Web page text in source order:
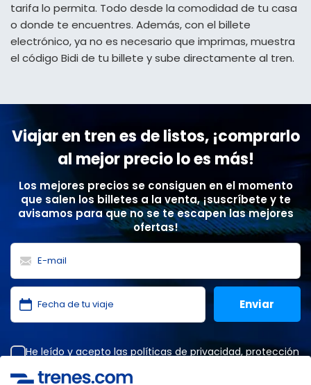
tarifa lo permita. Todo desde la comodidad de tu casa
o donde te encuentres. Además, con el billete
electrónico, ya no es necesario que imprimas, muestra
el código Bidi de tu billete y sube directamente al tren.
Viajar en tren es de listos, ¡comprarlo
al mejor precio lo es más!
Los mejores precios se consiguen en el momento
que salen los billetes a la venta, ¡suscríbete y te
avisamos para que no se te escapen las mejores
ofertas!
He leído y acepto las políticas de privacidad, protección
SOLUTIONS.